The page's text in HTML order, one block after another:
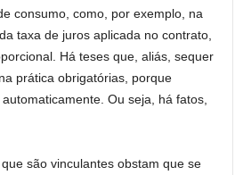
consumo, como, por exemplo, na
taxa de juros aplicada no contrato,
Há teses que, aliás, sequer
prática obrigatórias, porque
Ou seja, há fatos,
são vinculantes obstam que se